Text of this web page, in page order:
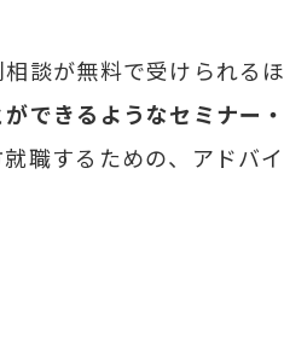
MESSAGE代表挨拶
談が無料で受けられるほ
できるようなセミナー
職するための、アドバ